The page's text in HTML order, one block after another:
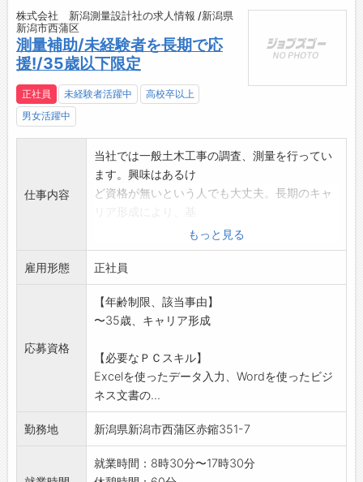
株式会社 新潟測量設計社の求人情報 /新潟県
新潟市西蒲区
測量補助/未経験者を長期で応
援!/35歳以下限定
正社員 未経験者活躍中
高校卒以上
男女活躍中
仕事内容
当社では一般土木工事の調査、測量を行ってい
ます。興味はあるけ
ど資格が無いという人でも大丈夫。長期のキャ
礎からしっかり学んで未経験で入社した先輩が
活躍しています。
〇資格取得のための講習費用等を会社が負担し
ます。未経験でも資
格取得に積極的な方は、一緒に頑張っていきま
しょう!
りますが、実際はP
Cを使用しての室内作業も月の半分程度は行っ
ています。
〇測量業務の他に建物移転の際にかかる費用を
調査する補償業務も
ることができます。
もっと見る
雇用形態 正社員
応募資格
【年齢制限、該当事由】
〜35歳、キャリア形成
【必要なＰＣスキル】
Excelを使ったデータ入力、Wordを使ったビジ
ネス文書の...
勤務地 新潟県新潟市西蒲区赤鏥351-7
就業時間：8時30分〜17時30分